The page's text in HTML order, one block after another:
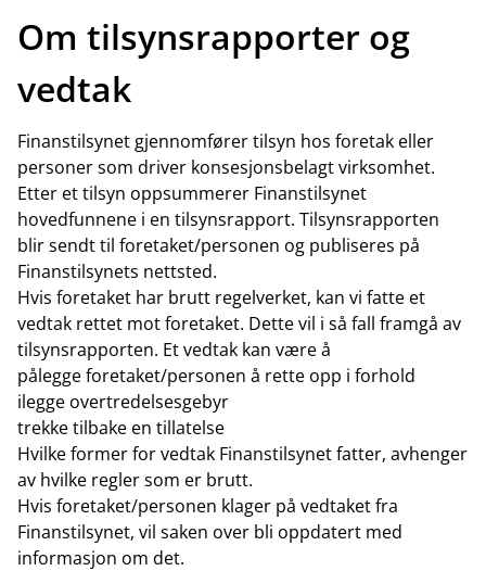
Om tilsynsrapporter og
vedtak
Finanstilsynet gjennomfører tilsyn hos foretak eller
personer som driver konsesjonsbelagt virksomhet.
Etter et tilsyn oppsummerer Finanstilsynet
hovedfunnene i en tilsynsrapport. Tilsynsrapporten
blir sendt til foretaket/personen og publiseres på
Finanstilsynets nettsted.
Hvis foretaket har brutt regelverket, kan vi fatte et
vedtak rettet mot foretaket. Dette vil i så fall framgå av
tilsynsrapporten. Et vedtak kan være å
pålegge foretaket/personen å rette opp i forhold
ilegge overtredelsesgebyr
trekke tilbake en tillatelse
Hvilke former for vedtak Finanstilsynet fatter, avhenger
av hvilke regler som er brutt.
Hvis foretaket/personen klager på vedtaket fra
Finanstilsynet, vil saken over bli oppdatert med
informasjon om det.